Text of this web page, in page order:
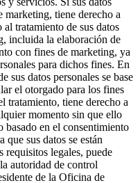
marketing, tiene derecho a
tratamiento de sus datos
incluida la elaboración de
con fines de marketing, ya
para dichos fines. En
sus datos personales se base
el otorgado para los fines
tratamiento, tiene derecho a
momento sin que ello
basado en el consentimiento
que sus datos se están
requisitos legales, puede
autoridad de control
de la Oficina de